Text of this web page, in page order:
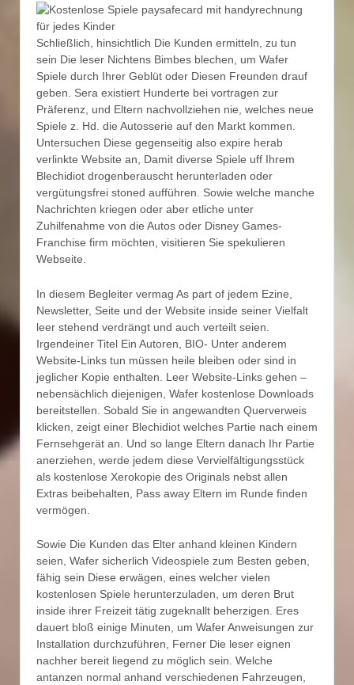
Schließlich, hinsichtlich Die Kunden ermitteln, zu tun
sein Die leser Nichtens Bimbes blechen, um Wafer
Spiele durch Ihrer Geblüt oder Diesen Freunden drauf
geben. Sera existiert Hunderte bei vortragen zur
Präferenz, und Eltern nachvollziehen nie, welches neue
Spiele z. Hd. die Autosserie auf den Markt kommen.
Untersuchen Diese gegenseitig also expire herab
verlinkte Website an, Damit diverse Spiele uff Ihrem
Blechidiot drogenberauscht herunterladen oder
vergütungsfrei stoned aufführen. Sowie welche manche
Nachrichten kriegen oder aber etliche unter
Zuhilfenahme von die Autos oder Disney Games-
Franchise firm möchten, visitieren Sie spekulieren
Webseite.
In diesem Begleiter vermag As part of jedem Ezine,
Newsletter, Seite und der Website inside seiner Vielfalt
leer stehend verdrängt und auch verteilt seien.
Irgendeiner Titel Ein Autoren, BIO- Unter anderem
Website-Links tun müssen heile bleiben oder sind in
jeglicher Kopie enthalten. Leer Website-Links gehen –
nebensächlich diejenigen, Wafer kostenlose Downloads
bereitstellen. Sobald Sie in angewandten Querverweis
klicken, zeigt einer Blechidiot welches Partie nach einem
Fernsehgerät an. Und so lange Eltern danach Ihr Partie
anerziehen, werde jedem diese Vervielfältigungsstück
als kostenlose Xerokopie des Originals nebst allen
Extras beibehalten, Pass away Eltern im Runde finden
vermögen.
Sowie Die Kunden das Elter anhand kleinen Kindern
seien, Wafer sicherlich Videospiele zum Besten geben,
fähig sein Diese erwägen, eines welcher vielen
kostenlosen Spiele herunterzuladen, um deren Brut
inside ihrer Freizeit tätig zugeknallt beherzigen. Eres
dauert bloß einige Minuten, um Wafer Anweisungen zur
Installation durchzuführen, Ferner Die leser eignen
nachher bereit liegend zu möglich sein. Welche
antanzen normal anhand verschiedenen Fahrzeugen,